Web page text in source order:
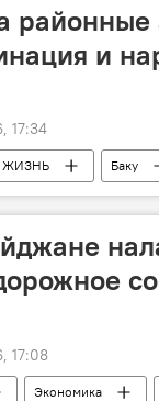
районные
и
17:34
ЖИЗНЬ Баку
17:08
Экономика